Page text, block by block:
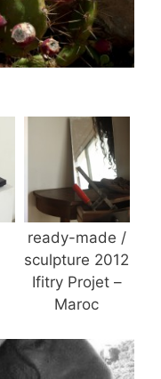
ready-made /
sculpture 2012
Ifitry Projet –
Maroc